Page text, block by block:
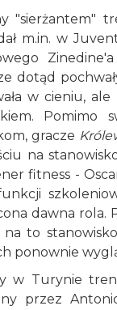
"sierżantem"
m.in. w
dotąd
w cieniu,
Pomimo
gracze
na
fitness -
dawna rola.
to
ponownie
w Turynie
przez